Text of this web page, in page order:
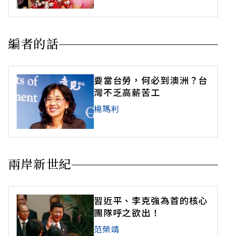
編者的話
要當台勞，何必到澳洲？台
灣不乏高薪苦工
楊瑪利
兩岸新世紀
習近平、李克強為首的核心
團隊呼之欲出！
范榮靖